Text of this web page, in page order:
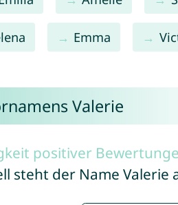
Emma
Valerie
positiver
steht der Name Valerie